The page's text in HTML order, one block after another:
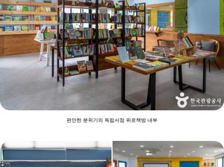
편안한 분위기의 독립서점 위로책방 내부